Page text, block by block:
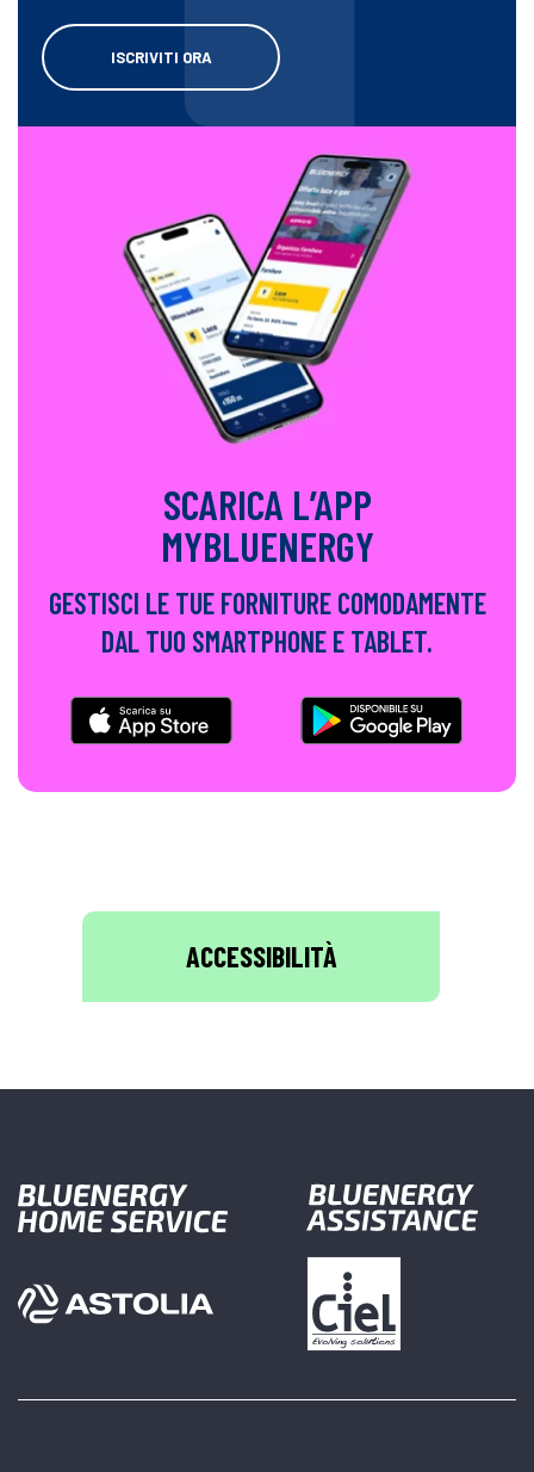
SCARICA L’APP
MYBLUENERGY
GESTISCI LE TUE FORNITURE COMODAMENTE
DAL TUO SMARTPHONE E TABLET.
ACCESSIBILITÀ